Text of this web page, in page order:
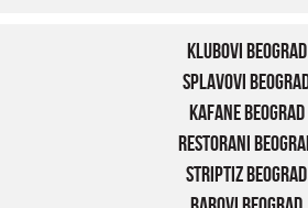
Klubovi Beograd
Splavovi
Kafane Beograd
Restorani
Striptiz Beograd